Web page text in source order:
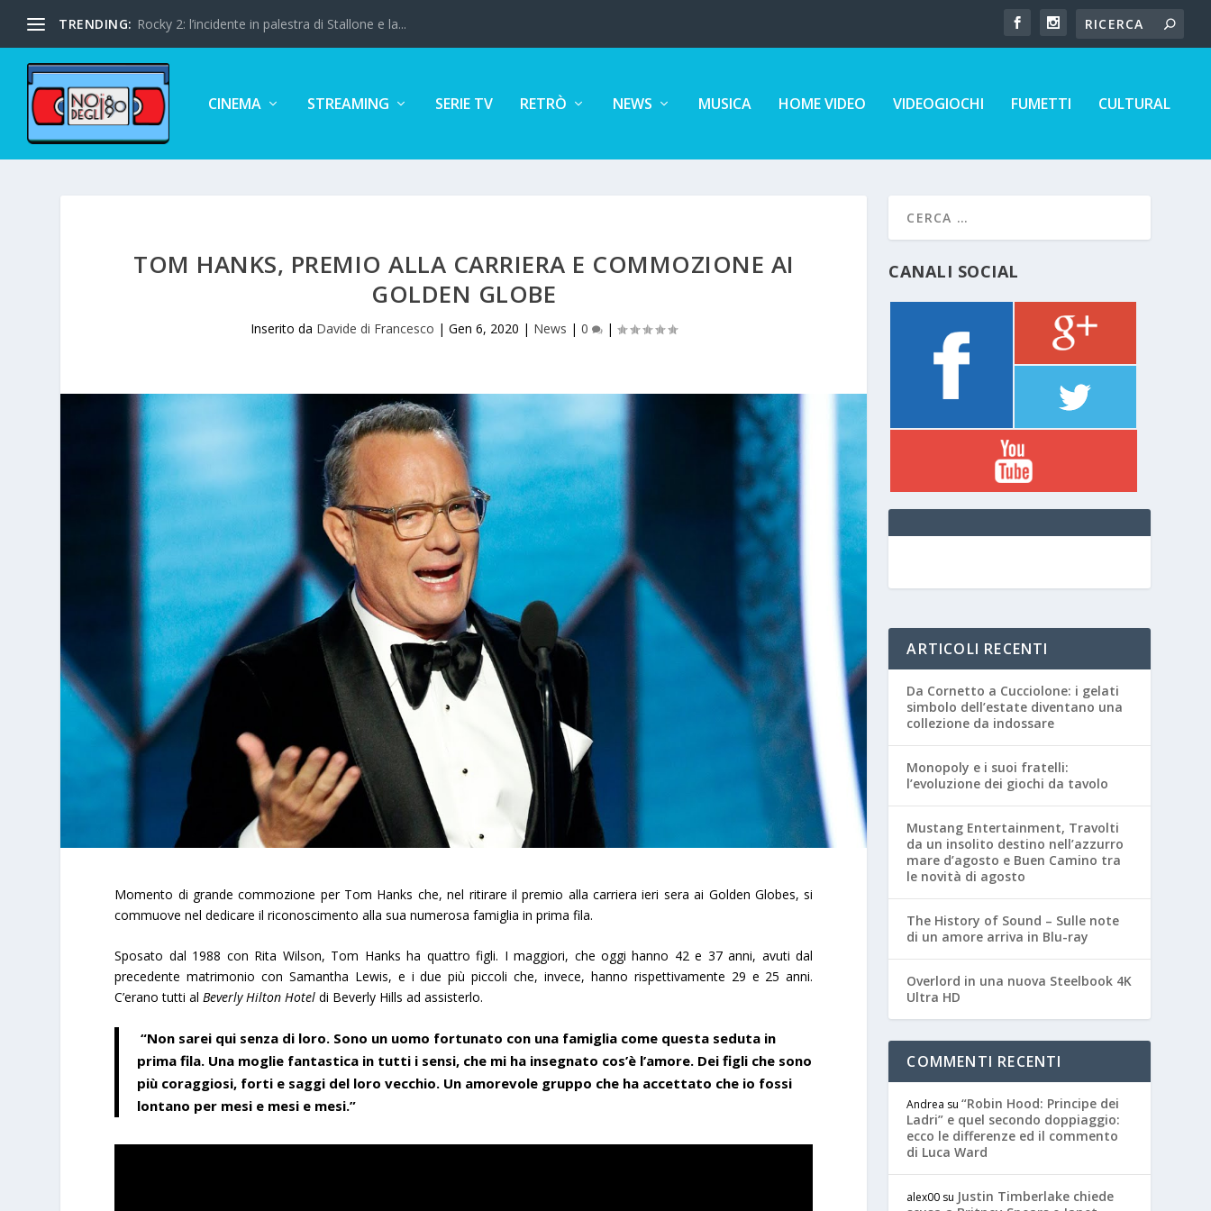
TRENDING: Rocky 2: l’incidente in palestra di Stallone e la...
CINEMA STREAMING SERIE TV RETRÒ NEWS MUSICA HOME VIDEO VIDEOGIOCHI FUMETTI CULTURAL
TOM HANKS, PREMIO ALLA CARRIERA E COMMOZIONE AI
GOLDEN GLOBE
Inserito da Davide di Francesco |Gen 6, 2020 | News |0 |
Momento di grande commozione per Tom Hanks che, nel ritirare il premio alla carriera ieri sera ai Golden Globes, si
commuove nel dedicare il riconoscimento alla sua numerosa famiglia in prima fila.
Sposato dal 1988 con Rita Wilson, Tom Hanks ha quattro figli. I maggiori, che oggi hanno 42 e 37 anni, avuti dal
precedente matrimonio con Samantha Lewis, e i due più piccoli che, invece, hanno rispettivamente 29 e 25 anni.
C’erano tutti alBeverly Hilton Hotel di Beverly Hills ad assisterlo.
“Non sarei qui senza di loro. Sono un uomo fortunato con una famiglia come questa seduta in
prima fila. Una moglie fantastica in tutti i sensi, che mi ha insegnato cos’è l’amore. Dei figli che sono
più coraggiosi, forti e saggi del loro vecchio. Un amorevole gruppo che ha accettato che io fossi
lontano per mesi e mesi e mesi.”
CANALI SOCIAL
ARTICOLI RECENTI
Da Cornetto a Cucciolone: i gelati
simbolo dell’estate diventano una
collezione da indossare
Monopoly e i suoi fratelli:
l’evoluzione dei giochi da tavolo
Mustang Entertainment, Travolti
da un insolito destino nell’azzurro
mare d’agosto e Buen Camino tra
le novità di agosto
The History of Sound – Sulle note
di un amore arriva in Blu-ray
Overlord in una nuova Steelbook 4K
Ultra HD
COMMENTI RECENTI
Andrea su“Robin Hood: Principe dei
Ladri” e quel secondo doppiaggio:
ecco le differenze ed il commento
di Luca Ward
alex00 su Justin Timberlake chiede